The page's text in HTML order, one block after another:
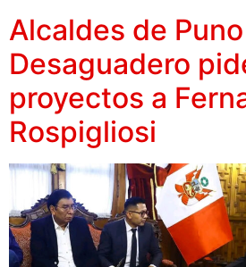
Alcaldes de
Desaguadero
proyectos a
Rospigliosi